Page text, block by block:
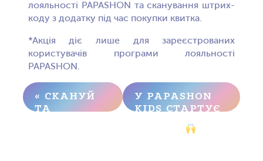
лояльності PAPASHON та сканування штрих-
коду з додатку під час покупки квитка.
*Акція діє лише для зареєстрованих
користувачів програми лояльності
PAPASHON.
« СКАНУЙ
ТА
У PAPASHON
KIDS СТАРТУЄ